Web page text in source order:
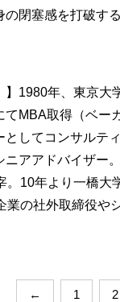
閉塞感を打破す
】1980年、東京
MBA取得（ベー
してコンサルテ
ニアアドバイザー
10年より一橋大
の社外取締役や
← 1 2